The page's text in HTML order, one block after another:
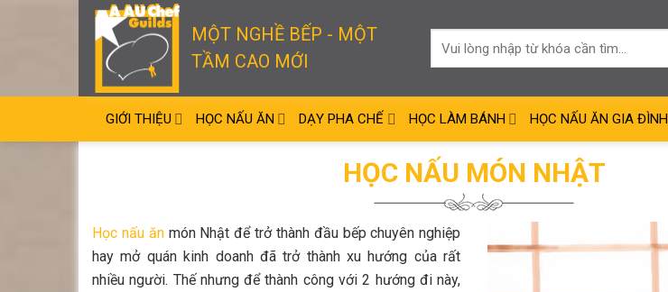
MỘT NGHỀ BẾP - MỘT
TẦM CAO MỚI
GIỚI THIỆU HỌC NẤU ĂN DẠY PHA CHẾ HỌC LÀM BÁNH HỌC NẤU ĂN GIA ĐÌNH
HỌC NẤU MÓN NHẬT
Học nấu ănmón Nhật để trở thành đầu bếp chuyên nghiệp
hay mở quán kinh doanh đã trở thành xu hướng của rất
nhiều người. Thế nhưng để thành công với 2 hướng đi này,